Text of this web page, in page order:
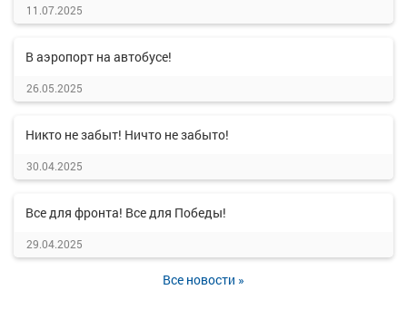
11.07.2025
В аэропорт на автобусе!
26.05.2025
Никто не забыт! Ничто не забыто!
30.04.2025
Все для фронта! Все для Победы!
29.04.2025
Все новости »